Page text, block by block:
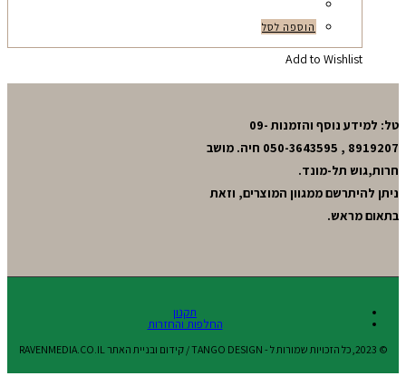
הוספה לסל
Add to Wishlist
טל: למידע נוסף והזמנות 09-
8919207 , 050-3643595 חיה. מושב
חרות,גוש תל-מונד.
ניתן להיתרשם ממגוון המוצרים, וזאת
בתאום מראש.
תקנון
החלפות והחזרות
© 2023,כל הזכויות שמורות ל - TANGO DESIGN / קידום ובניית האתר RAVENMEDIA.CO.IL